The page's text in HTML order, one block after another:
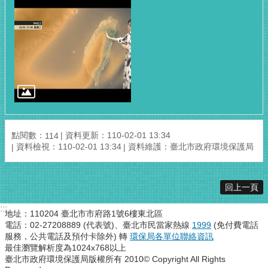
點閱數： 114
資料更新：110-02-01 13:34
資料檢視：110-02-01 13:34
資料維護：臺北市政府環境保護局
回上一頁
:::地址：110204 臺北市市府路1號6樓東北區
電話：02-27208889 (代表號)、臺北市民當家熱線 1999 (免付費電話
服務，公共電話及預付卡除外) 轉 環保局各單位聯絡資訊
最佳瀏覽解析度為1024x768以上
臺北市政府環境保護局版權所有 2010© Copyright All Rights